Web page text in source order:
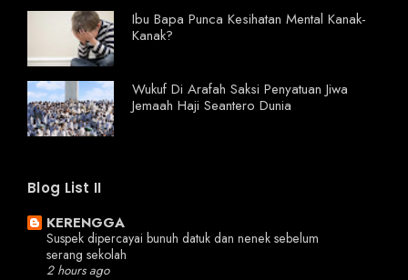
Ibu Bapa Punca Kesihatan Mental Kanak-
Kanak?
Wukuf Di Arafah Saksi Penyatuan Jiwa
Jemaah Haji Seantero Dunia
Blog List II
KERENGGA
Suspek dipercayai bunuh datuk dan nenek sebelum
serang sekolah
2 hours ago